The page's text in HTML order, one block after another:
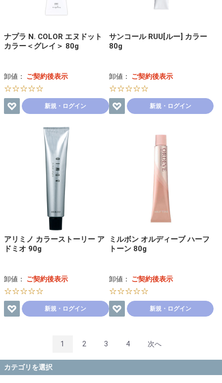
カテゴリを選択
ナプラ N. COLOR エヌドット
カラー＜グレイ＞ 80g
卸値： ご契約後表示
☆☆☆☆☆
新規・ログイン
サンコール RUU[ルー] カラー
80g
卸値： ご契約後表示
☆☆☆☆☆
新規・ログイン
アリミノ カラーストーリー ア
ドミオ 90g
卸値： ご契約後表示
☆☆☆☆☆
新規・ログイン
ミルボン オルディーブ ハーフ
トーン 80g
卸値： ご契約後表示
☆☆☆☆☆
新規・ログイン
1 2 3 4 次へ